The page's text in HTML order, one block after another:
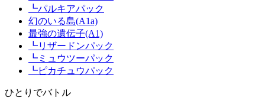
┗パルキアパック
幻のいる島(A1a)
最強の遺伝子(A1)
┗リザードンパック
┗ミュウツーパック
┗ピカチュウパック
ひとりでバトル